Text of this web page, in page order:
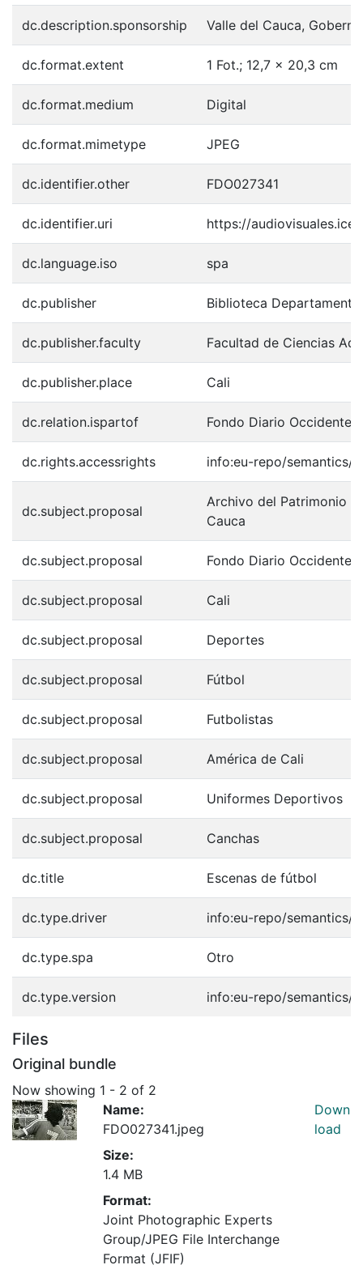
dc.description.sponsorship Valle del Cauca,
dc.format.extent 1 Fot.; 12,7 x 20,3 cm
dc.format.medium Digital
dc.format.mimetype JPEG
dc.identifier.other FDO027341
dc.identifier.uri https://
dc.language.iso spa
dc.publisher Biblioteca
dc.publisher.faculty Facultad de Ciencias
dc.publisher.place Cali
dc.relation.ispartof Fondo Diario Occidente
dc.rights.accessrights info:eu-repo/semantics/
dc.subject.proposal
Archivo del Patrimonio
Cauca
dc.subject.proposal Fondo Diario Occidente
dc.subject.proposal Cali
dc.subject.proposal Deportes
dc.subject.proposal Fútbol
dc.subject.proposal Futbolistas
dc.subject.proposal América de Cali
dc.subject.proposal Uniformes Deportivos
dc.subject.proposal Canchas
dc.title Escenas de fútbol
dc.type.driver info:eu-repo/semantics/
dc.type.spa Otro
dc.type.version info:eu-repo/semantics/
Files
Original bundle
Now showing 1 - 2 of 2
Name:
FDO027341.jpeg
Size:
1.4 MB
Format:
Joint Photographic Experts
Group/JPEG File Interchange
Format (JFIF)
Down
load